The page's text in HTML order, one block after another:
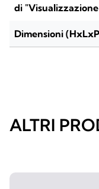
di
Dimensioni
ALTRI